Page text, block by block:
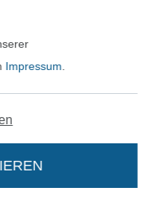
Impressum